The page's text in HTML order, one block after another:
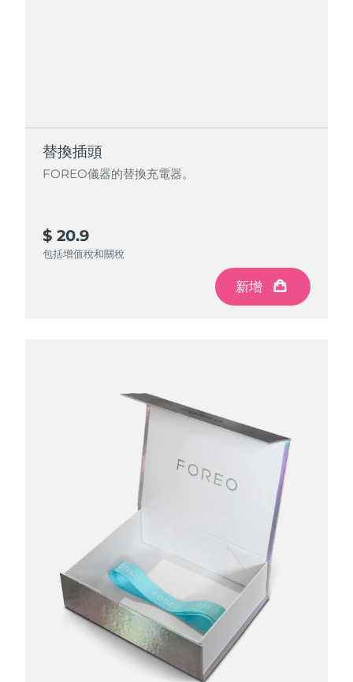
替換插頭
FOREO儀器的替換充電器。
$ 20.9
包括增值稅和關稅
新增